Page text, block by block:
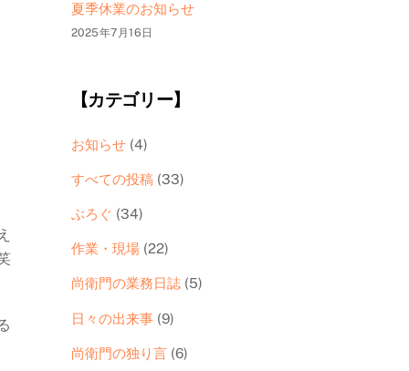
夏季休業のお知らせ
2025年7月16日
【カテゴリー】
お知らせ(4)
すべての投稿(33)
ぶろぐ (34)
作業・現場(22)
尚衛門の業務日誌(5)
日々の出来事(9)
尚衛門の独り言(6)